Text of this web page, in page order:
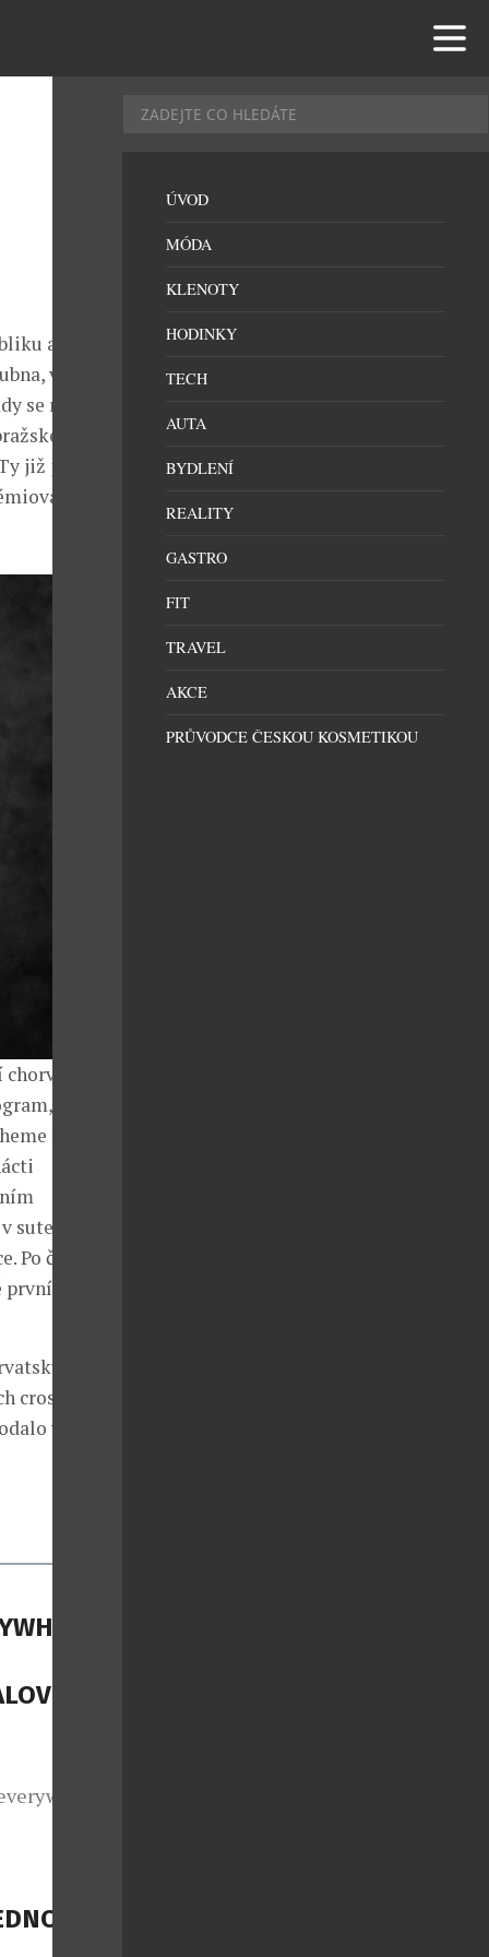
a to
v Praze.
se mu
již jsou
místa,
kde
nebo
čase
album,
crossover
více než
přitom
šňůře.
živou
ÚVOD
MÓDA
KLENOTY
HODINKY
TECH
AUTA
BYDLENÍ
REALITY
GASTRO
FIT
TRAVEL
AKCE
PRŮVODCE ČESKOU KOSMETIKOU